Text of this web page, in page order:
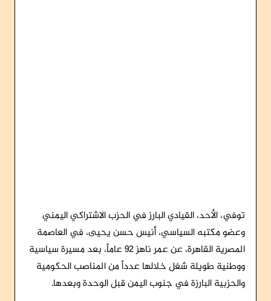
توفي، الأحد، القيادي البارز في الحزب الاشتراكي اليمني
وعضو مكتبه السياسي، أنيس حسن يحيى، في العاصمة
المصرية القاهرة، عن عمر ناهز 92 عاماً، بعد مسيرة سياسية
ووطنية طويلة شغل خلالها عدداً من المناصب الحكومية
والحزبية البارزة في جنوب اليمن قبل الوحدة وبعدها.